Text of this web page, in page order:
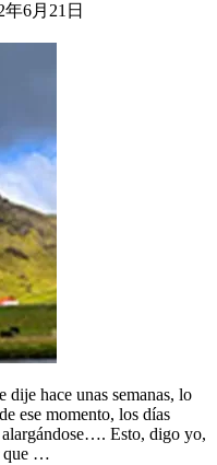
年6月21日
hace unas semanas, lo
ese momento, los días
Esto, digo yo,
que …